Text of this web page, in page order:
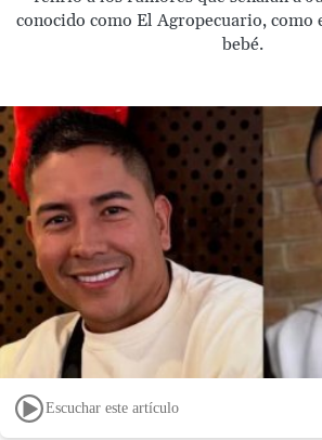
conocido como El Agropecuario, como
bebé.
Escuchar este artículo